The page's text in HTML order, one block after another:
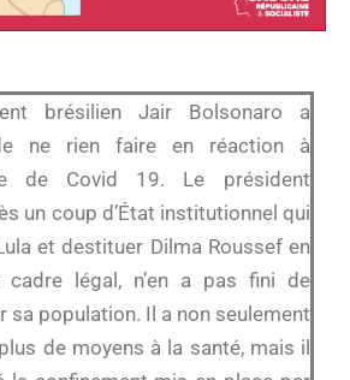
brésilien Jair Bolsonaro a
ne rien faire en réaction à
de Covid 19. Le président
un coup d’État institutionnel qui
et destituer Dilma Roussef en
légal, n’en a pas fini de
sa population. Il a non seulement
de moyens à la santé, mais il